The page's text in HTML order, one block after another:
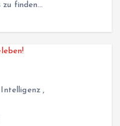
zu finden…
,